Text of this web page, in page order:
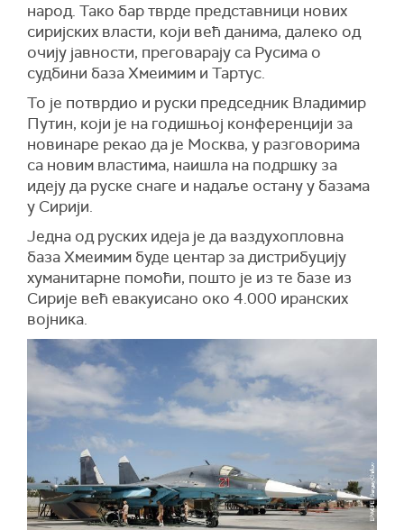
народ. Тако бар тврде представници нових
сиријских власти, који већ данима, далеко од
очију јавности, преговарају са Русима о
судбини база Хмеимим и Тартус.
То је потврдио и руски председник Владимир
Путин, који је на годишњој конференцији за
новинаре рекао да је Москва, у разговорима
са новим властима, наишла на подршку за
идеју да руске снаге и надаље остану у базама
у Сирији.
Једна од руских идеја је да ваздухопловна
база Хмеимим буде центар за дистрибуцију
хуманитарне помоћи, пошто је из те базе из
Сирије већ евакуисано око 4.000 иранских
војника.